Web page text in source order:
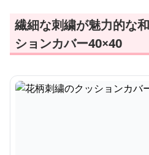
繊細な刺繍が魅力的な
ションカバー40×40